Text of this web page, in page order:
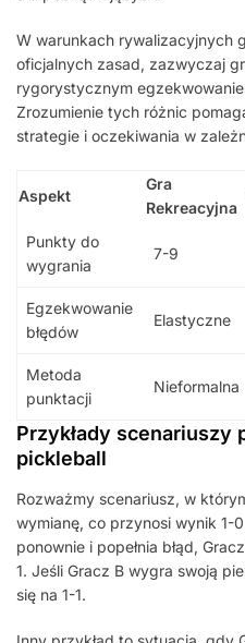
W warunkach rywalizacyjnych
oficjalnych zasad, zazwyczaj
rygorystycznym
Zrozumienie tych różnic
strategie i oczekiwania w
Aspekt
Gra
Rekreacyjna
Punkty do
wygrania
7-9
Egzekwowanie
błędów
Elastyczne
Metoda
punktacji
Nieformalna
Przykłady scenariuszy
pickleball
Rozważmy scenariusz, w
wymianę, co przynosi wynik 1-
ponownie i popełnia błąd,
1. Jeśli Gracz B wygra swoją
się na 1-1.